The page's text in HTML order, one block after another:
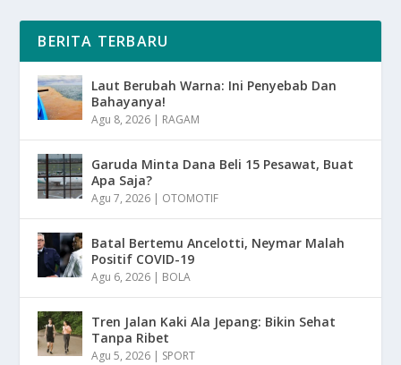
BERITA TERBARU
Laut Berubah Warna: Ini Penyebab Dan
Bahayanya!
Agu 8, 2026 | RAGAM
Garuda Minta Dana Beli 15 Pesawat, Buat
Apa Saja?
Agu 7, 2026 | OTOMOTIF
Batal Bertemu Ancelotti, Neymar Malah
Positif COVID-19
Agu 6, 2026 | BOLA
Tren Jalan Kaki Ala Jepang: Bikin Sehat
Tanpa Ribet
Agu 5, 2026 | SPORT